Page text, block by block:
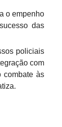
o empenho
das
policiais
com
combate às